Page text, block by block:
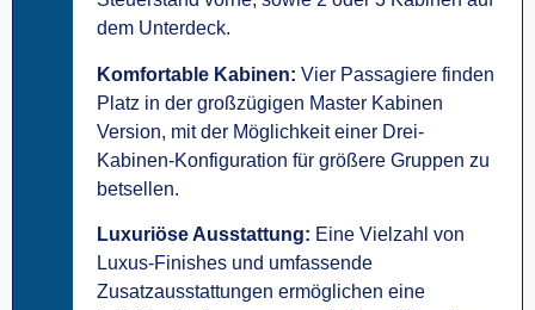
dem Unterdeck.
Komfortable Kabinen: Vier Passagiere finden
Platz in der großzügigen Master Kabinen
Version, mit der Möglichkeit einer Drei-
Kabinen-Konfiguration für größere Gruppen zu
betsellen.
Luxuriöse Ausstattung: Eine Vielzahl von
Luxus-Finishes und umfassende
Zusatzausstattungen ermöglichen eine